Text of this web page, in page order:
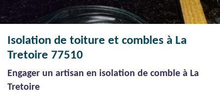
Isolation de toiture et combles à La
Tretoire 77510
Engager un artisan en isolation de comble à La
Tretoire